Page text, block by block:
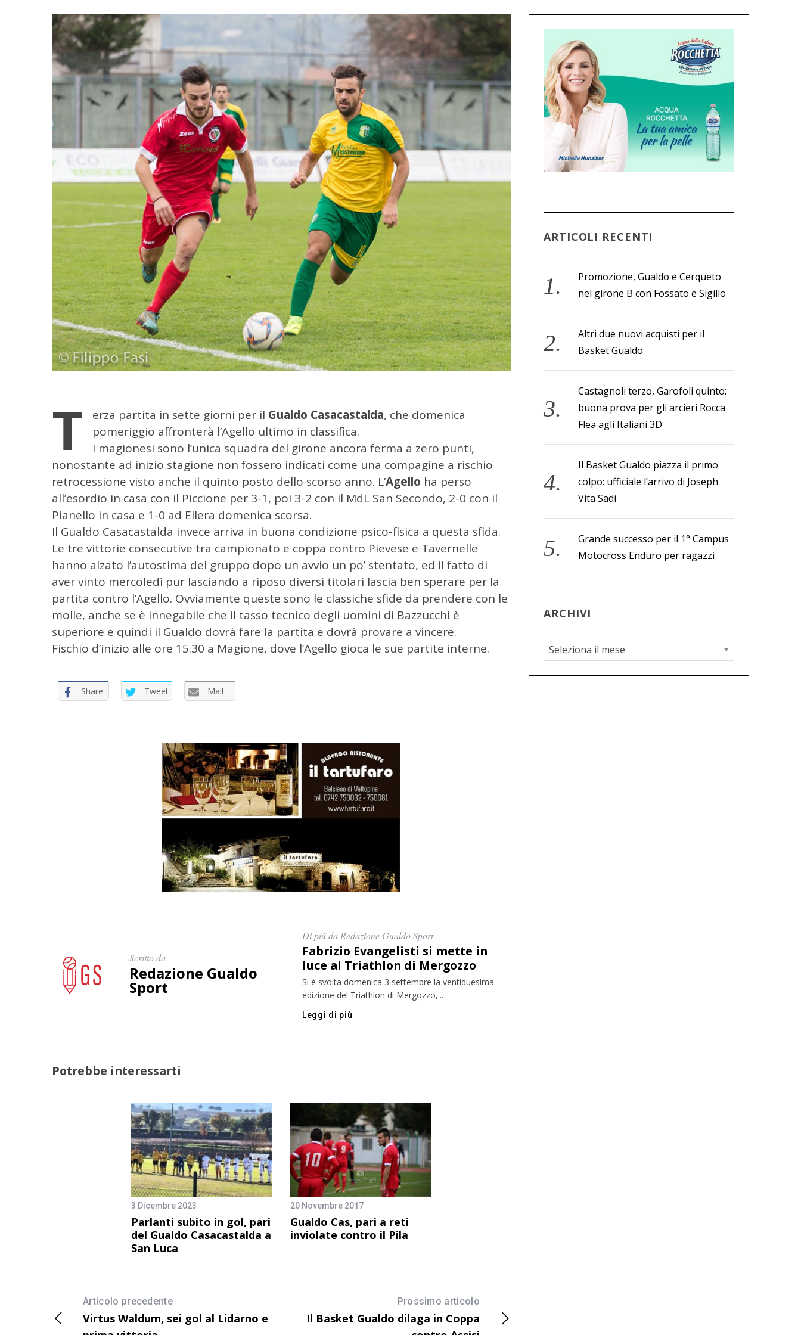
T erza partita in sette giorni per il Gualdo Casacastalda, che domenica
pomeriggio affronterà l’Agello ultimo in classifica.
I magionesi sono l’unica squadra del girone ancora ferma a zero punti,
nonostante ad inizio stagione non fossero indicati come una compagine a rischio
retrocessione visto anche il quinto posto dello scorso anno. L’Agello ha perso
all’esordio in casa con il Piccione per 3-1, poi 3-2 con il MdL San Secondo, 2-0 con il
Pianello in casa e 1-0 ad Ellera domenica scorsa.
Il Gualdo Casacastalda invece arriva in buona condizione psico-fisica a questa sfida.
Le tre vittorie consecutive tra campionato e coppa contro Pievese e Tavernelle
hanno alzato l’autostima del gruppo dopo un avvio un po’ stentato, ed il fatto di
aver vinto mercoledì pur lasciando a riposo diversi titolari lascia ben sperare per la
partita contro l’Agello. Ovviamente queste sono le classiche sfide da prendere con le
molle, anche se è innegabile che il tasso tecnico degli uomini di Bazzucchi è
superiore e quindi il Gualdo dovrà fare la partita e dovrà provare a vincere.
Fischio d’inizio alle ore 15.30 a Magione, dove l’Agello gioca le sue partite interne.
Share Tweet Mail
Scritto da
Redazione Gualdo
Sport
Di più da Redazione Gualdo Sport
Fabrizio Evangelisti si mette in
luce al Triathlon di Mergozzo
Si è svolta domenica 3 settembre la ventiduesima
edizione del Triathlon di Mergozzo,...
Leggi di più
Potrebbe interessarti
3 Dicembre 2023
Parlanti subito in gol, pari
del Gualdo Casacastalda a
San Luca
20 Novembre 2017
Gualdo Cas, pari a reti
inviolate contro il Pila
Articolo precedente
Virtus Waldum, sei gol al Lidarno e
Prossimo articolo
Il Basket Gualdo dilaga in Coppa
ARTICOLI RECENTI
Promozione, Gualdo e Cerqueto
nel girone B con Fossato e Sigillo
Altri due nuovi acquisti per il
Basket Gualdo
Castagnoli terzo, Garofoli quinto:
buona prova per gli arcieri Rocca
Flea agli Italiani 3D
Il Basket Gualdo piazza il primo
colpo: ufficiale l’arrivo di Joseph
Vita Sadi
Grande successo per il 1° Campus
Motocross Enduro per ragazzi
ARCHIVI
A
r
c
C
e
r
a
p
e
r